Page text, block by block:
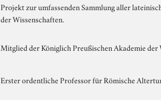
Projekt zur umfassenden Sammlung aller
der Wissenschaften.
Mitglied der Königlich Preußischen Akademie der
Erster ordentliche Professor für Römische